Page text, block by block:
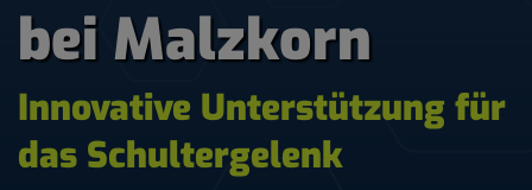
bei Malzkorn
Innovative Unterstützung für
das Schultergelenk